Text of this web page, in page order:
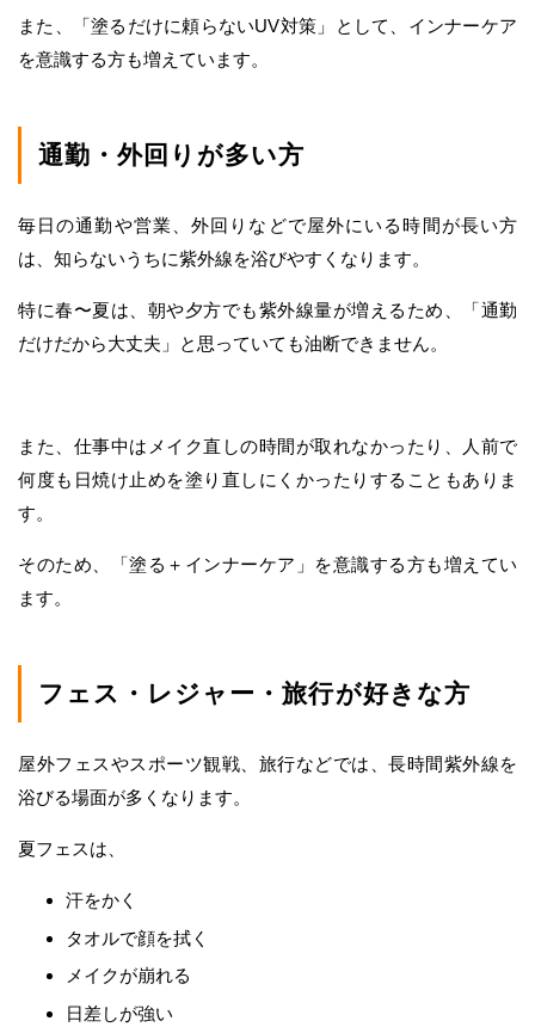
また、「塗るだけに頼らないUV対策」として、インナーケア
を意識する方も増えています。
通勤・外回りが多い方
毎日の通勤や営業、外回りなどで屋外にいる時間が長い方
は、知らないうちに紫外線を浴びやすくなります。
特に春〜夏は、朝や夕方でも紫外線量が増えるため、「通勤
だけだから大丈夫」と思っていても油断できません。
また、仕事中はメイク直しの時間が取れなかったり、人前で
何度も日焼け止めを塗り直しにくかったりすることもありま
す。
そのため、「塗る＋インナーケア」を意識する方も増えてい
ます。
フェス・レジャー・旅行が好きな方
屋外フェスやスポーツ観戦、旅行などでは、長時間紫外線を
浴びる場面が多くなります。
夏フェスは、
汗をかく
タオルで顔を拭く
メイクが崩れる
日差しが強い